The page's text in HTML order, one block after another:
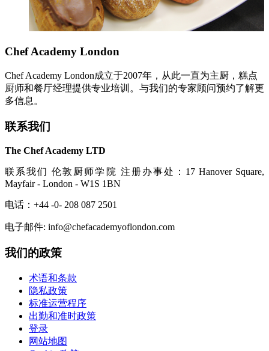
Chef Academy London
Chef Academy London成立于2007年，从此一直为主厨，糕点
厨师和餐厅经理提供专业培训。与我们的专家顾问预约了解更
多信息。
联系我们
The Chef Academy LTD
联系我们 伦敦厨师学院 注册办事处：17 Hanover Square,
Mayfair - London - W1S 1BN
电话：+44 -0- 208 087 2501
电子邮件: info@chefacademyoflondon.com
我们的政策
术语和条款
隐私政策
标准运营程序
出勤和准时政策
登录
网站地图